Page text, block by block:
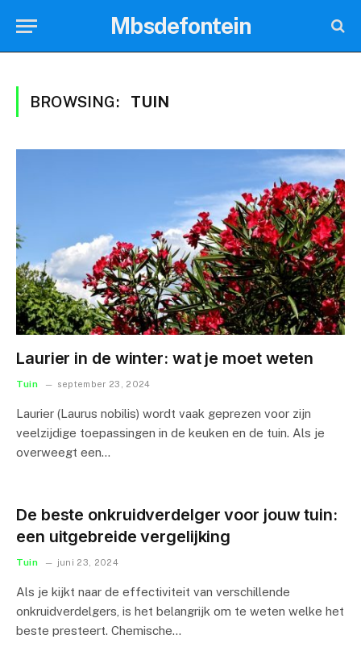
Mbsdefontein
BROWSING: TUIN
Laurier in de winter: wat je moet weten
Tuin september 23, 2024
Laurier (Laurus nobilis) wordt vaak geprezen voor zijn
veelzijdige toepassingen in de keuken en de tuin. Als je
overweegt een…
De beste onkruidverdelger voor jouw tuin:
een uitgebreide vergelijking
Tuin juni 23, 2024
Als je kijkt naar de effectiviteit van verschillende
onkruidverdelgers, is het belangrijk om te weten welke het
beste presteert. Chemische…